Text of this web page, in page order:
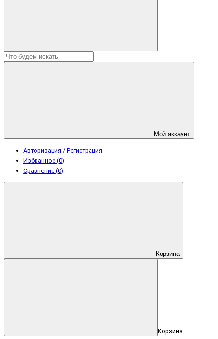
Мой аккаунт
Авторизация / Регистрация
Избранное (0)
Сравнение (0)
Корзина
Корзина